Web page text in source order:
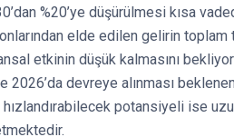
%20’ye düşürülmesi kısa
elde edilen gelirin toplam
etkinin düşük kalmasını
devreye alınması
potansiyeli ise